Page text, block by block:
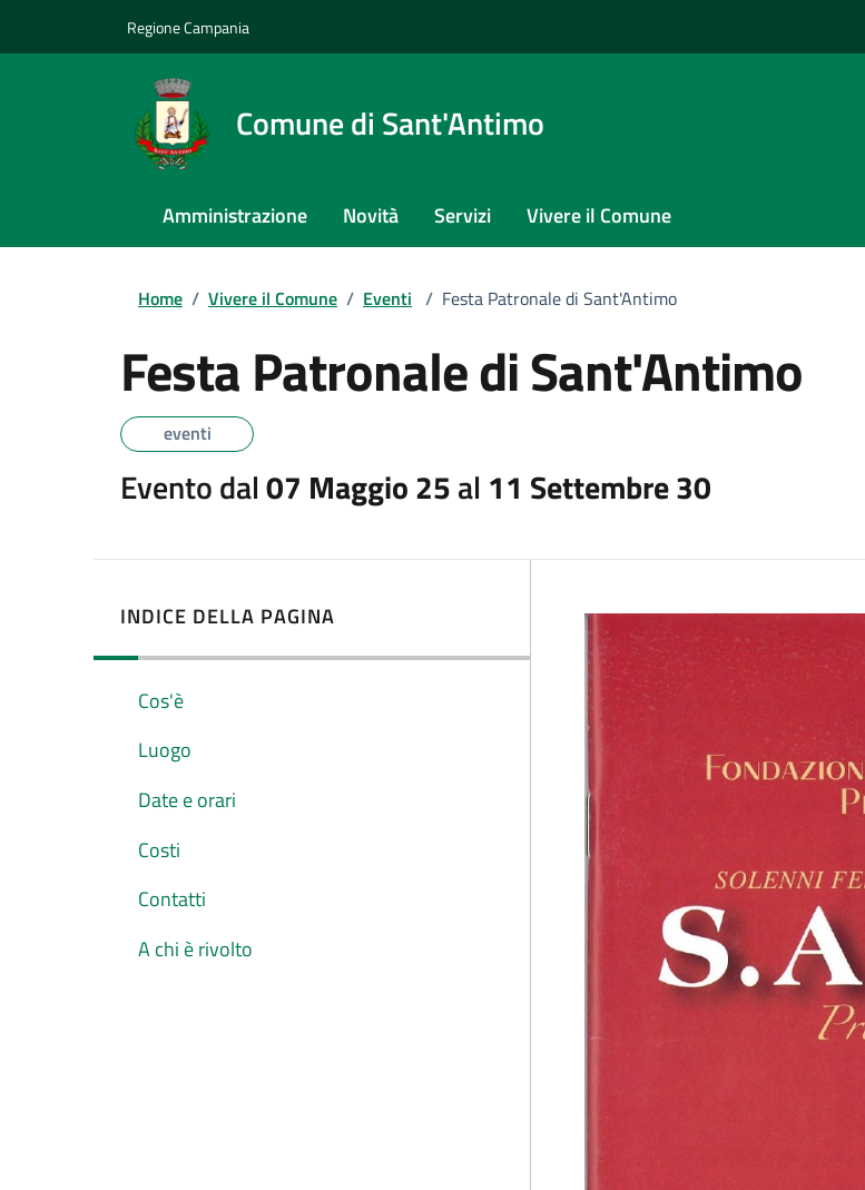
Regione Campania
Comune di Sant'Antimo
Amministrazione Novità Servizi Vivere il Comune
Home / Vivere il Comune / Eventi / Festa Patronale di Sant'Antimo
Festa Patronale di Sant'Antimo
eventi
Evento dal07 Maggio 25al 11 Settembre 30
INDICE DELLA PAGINA
Cos'è
Luogo
Date e orari
Costi
Contatti
A chi è rivolto